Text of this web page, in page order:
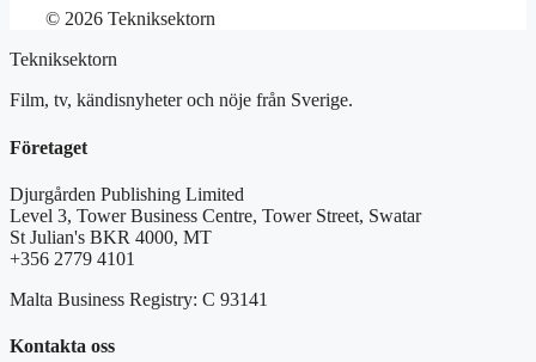
© 2026 Tekniksektorn
Tekniksektorn
Film, tv, kändisnyheter och nöje från Sverige.
Företaget
Djurgården Publishing Limited
Level 3, Tower Business Centre, Tower Street, Swatar
St Julian's BKR 4000, MT
+356 2779 4101
Malta Business Registry: C 93141
Kontakta oss